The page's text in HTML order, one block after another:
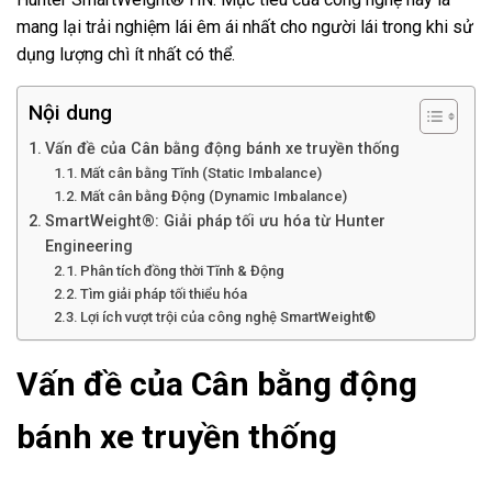
mang lại trải nghiệm lái êm ái nhất cho người lái trong khi sử
dụng lượng chì ít nhất có thể.
Nội dung
Vấn đề của Cân bằng động bánh xe truyền thống
Mất cân bằng Tĩnh (Static Imbalance)
Mất cân bằng Động (Dynamic Imbalance)
SmartWeight®: Giải pháp tối ưu hóa từ Hunter
Engineering
Phân tích đồng thời Tĩnh & Động
Tìm giải pháp tối thiểu hóa
Lợi ích vượt trội của công nghệ SmartWeight®
Vấn đề của Cân bằng động
bánh xe truyền thống